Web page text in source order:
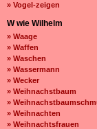
» Vogel-zeigen
W wie Wilhelm
» Waage
» Waffen
» Waschen
» Wassermann
» Wecker
» Weihnachstbaum
»
» Weihnachten
» Weihnachtsfrauen